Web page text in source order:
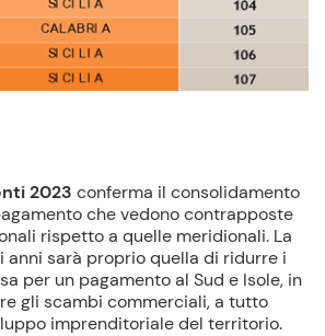
2023 conferma il consolidamento
che vedono contrapposte
rispetto a quelle meridionali. La
anni sarà proprio quella di ridurre i
per un pagamento al Sud e Isole, in
gli scambi commerciali, a tutto
imprenditoriale del territorio.